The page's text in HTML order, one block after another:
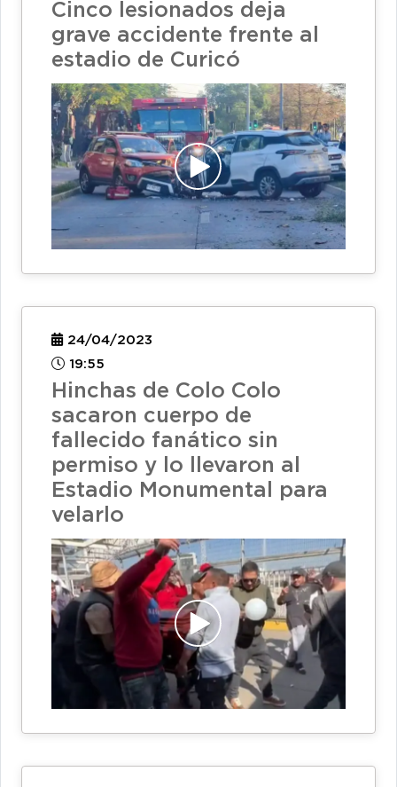
Cinco lesionados deja
grave accidente frente al
estadio de Curicó
24/04/2023
19:55
Hinchas de Colo Colo
sacaron cuerpo de
fallecido fanático sin
permiso y lo llevaron al
Estadio Monumental para
velarlo